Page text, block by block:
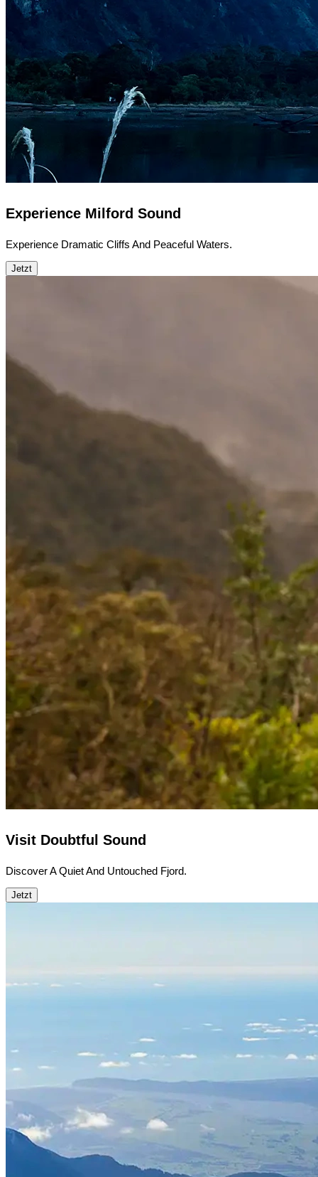
Experience Milford Sound
Experience Dramatic Cliffs And Peaceful Waters.
Jetzt
Visit Doubtful Sound
Discover A Quiet And Untouched Fjord.
Jetzt